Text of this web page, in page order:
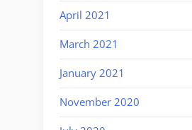
April 2021
March 2021
January 2021
November 2020